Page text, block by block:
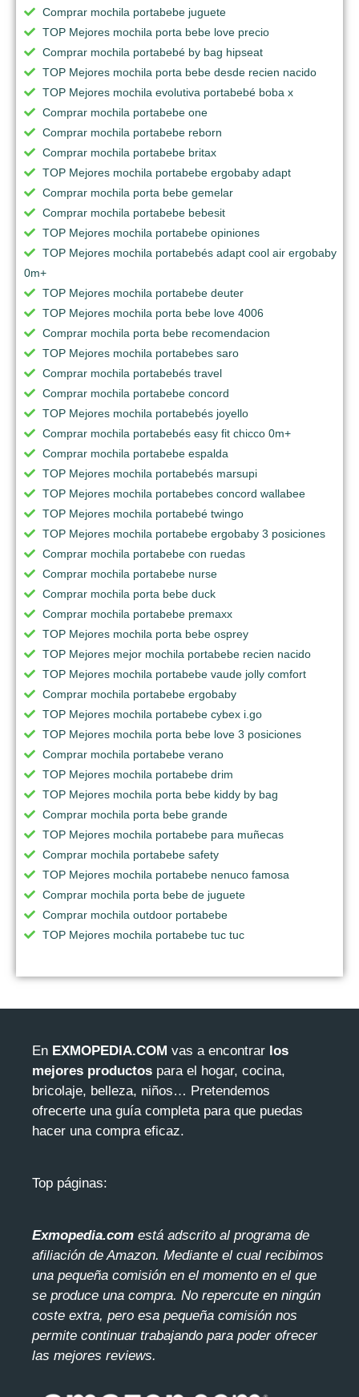
Comprar mochila portabebe juguete
TOP Mejores mochila porta bebe love precio
Comprar mochila portabebé by bag hipseat
TOP Mejores mochila porta bebe desde recien nacido
TOP Mejores mochila evolutiva portabebé boba x
Comprar mochila portabebe one
Comprar mochila portabebe reborn
Comprar mochila portabebe britax
TOP Mejores mochila portabebe ergobaby adapt
Comprar mochila porta bebe gemelar
Comprar mochila portabebe bebesit
TOP Mejores mochila portabebe opiniones
TOP Mejores mochila portabebés adapt cool air ergobaby
0m+
TOP Mejores mochila portabebe deuter
TOP Mejores mochila porta bebe love 4006
Comprar mochila porta bebe recomendacion
TOP Mejores mochila portabebes saro
Comprar mochila portabebés travel
Comprar mochila portabebe concord
TOP Mejores mochila portabebés joyello
Comprar mochila portabebés easy fit chicco 0m+
Comprar mochila portabebe espalda
TOP Mejores mochila portabebés marsupi
TOP Mejores mochila portabebes concord wallabee
TOP Mejores mochila portabebé twingo
TOP Mejores mochila portabebe ergobaby 3 posiciones
Comprar mochila portabebe con ruedas
Comprar mochila portabebe nurse
Comprar mochila porta bebe duck
Comprar mochila portabebe premaxx
TOP Mejores mochila porta bebe osprey
TOP Mejores mejor mochila portabebe recien nacido
TOP Mejores mochila portabebe vaude jolly comfort
Comprar mochila portabebe ergobaby
TOP Mejores mochila portabebe cybex i.go
TOP Mejores mochila porta bebe love 3 posiciones
Comprar mochila portabebe verano
TOP Mejores mochila portabebe drim
TOP Mejores mochila porta bebe kiddy by bag
Comprar mochila porta bebe grande
TOP Mejores mochila portabebe para muñecas
Comprar mochila portabebe safety
TOP Mejores mochila portabebe nenuco famosa
Comprar mochila porta bebe de juguete
Comprar mochila outdoor portabebe
TOP Mejores mochila portabebe tuc tuc
En EXMOPEDIA.COM vas a encontrar los
mejores productos para el hogar, cocina,
bricolaje, belleza, niños… Pretendemos
ofrecerte una guía completa para que puedas
hacer una compra eficaz.
Top páginas:
Exmopedia.com está adscrito al programa de
afiliación de Amazon. Mediante el cual recibimos
una pequeña comisión en el momento en el que
se produce una compra. No repercute en ningún
coste extra, pero esa pequeña comisión nos
permite continuar trabajando para poder ofrecer
las mejores reviews.